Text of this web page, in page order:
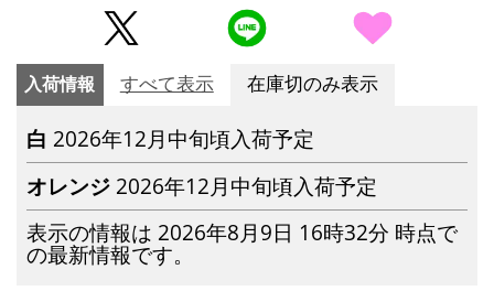
入荷情報 すべて表示 在庫切のみ表示
白 2026年12月中旬頃入荷予定
オレンジ 2026年12月中旬頃入荷予定
表示の情報は 2026年8月9日 16時32分 時点で
の最新情報です。